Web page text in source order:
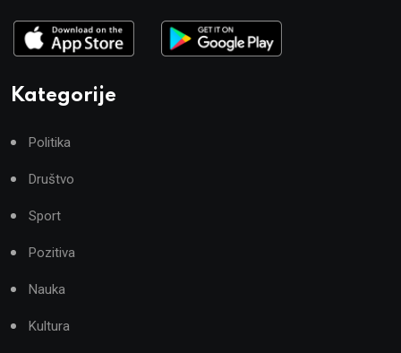
Kategorije
Politika
Društvo
Sport
Pozitiva
Nauka
Kultura